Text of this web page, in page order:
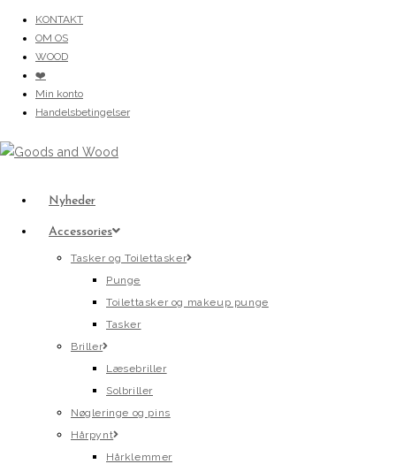
content
KONTAKT
OM OS
WOOD
❤️
Min konto
Handelsbetingelser
Nyheder
Accessories
Tasker og Toilettasker
Punge
Toilettasker og makeup punge
Tasker
Briller
Læsebriller
Solbriller
Nøgleringe og pins
Hårpynt
Hårklemmer